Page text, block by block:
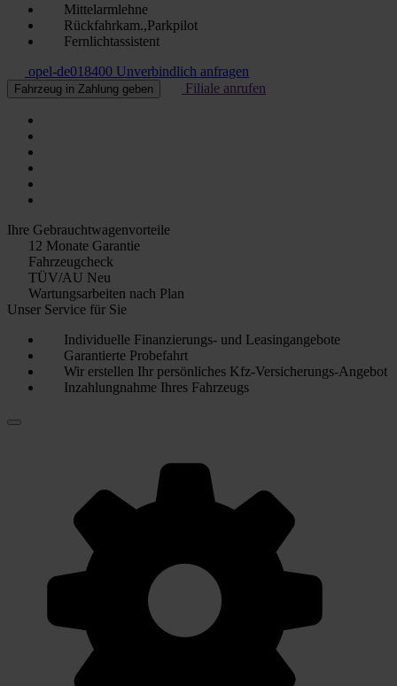
Mittelarmlehne
Rückfahrkam.,Parkpilot
Fernlichtassistent
opel-de018400 Unverbindlich anfragen
Fahrzeug in Zahlung geben Filiale anrufen
Ihre Gebrauchtwagenvorteile
12 Monate Garantie
Fahrzeugcheck
TÜV/AU Neu
Wartungsarbeiten nach Plan
Unser Service für Sie
Individuelle Finanzierungs- und Leasingangebote
Garantierte Probefahrt
Wir erstellen Ihr persönliches Kfz-Versicherungs-Angebot
Inzahlungnahme Ihres Fahrzeugs